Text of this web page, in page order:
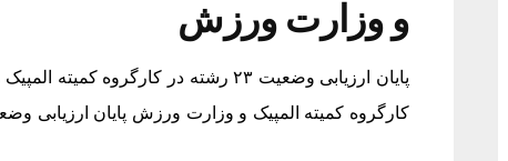
و وزارت ورزش
کارگروه کمیته المپیک و وزارت ورزش پایان ارزیابی وضعیت ۲۳ رشته در کارگروه کمیته المپیک و